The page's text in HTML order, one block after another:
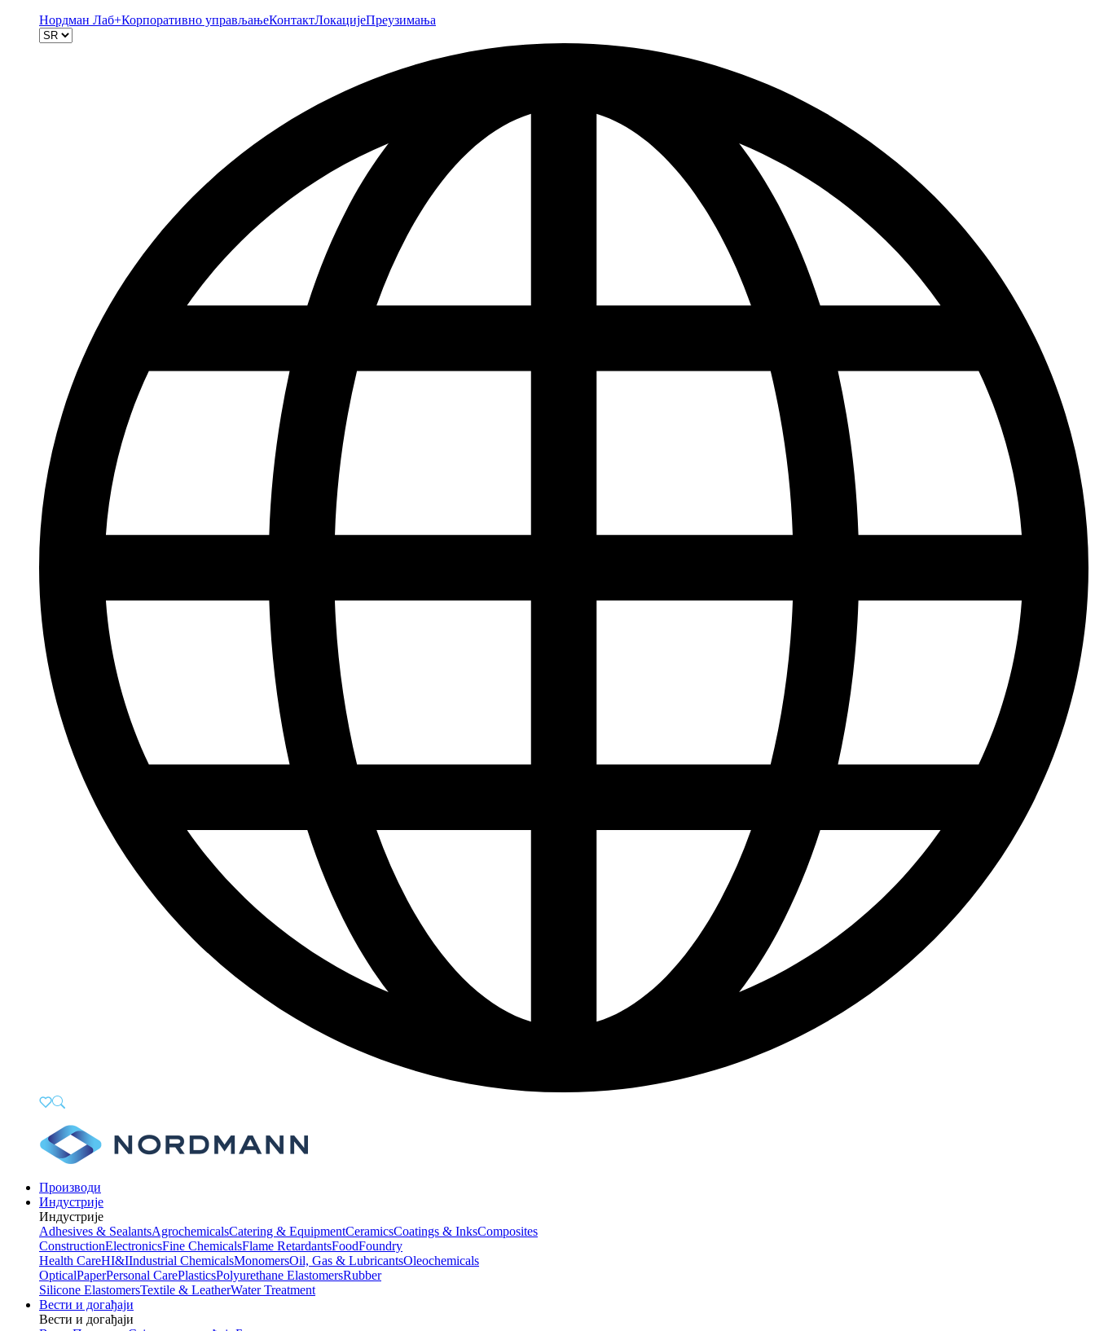
Нордман Лаб+Корпоративно управљањеКонтактЛокацијеПреузимања
Производи
Индустрије
Индустрије
Adhesives & SealantsAgrochemicalsCatering & EquipmentCeramicsCoatings & InksComposites
ConstructionElectronicsFine ChemicalsFlame RetardantsFoodFoundry
Health CareHI&IIndustrial ChemicalsMonomersOil, Gas & LubricantsOleochemicals
OpticalPaperPersonal CarePlasticsPolyurethane ElastomersRubber
Silicone ElastomersTextile & LeatherWater Treatment
Вести и догађаји
Вести и догађаји